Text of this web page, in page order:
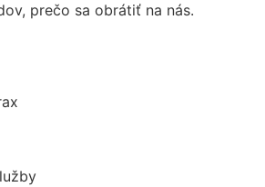
prečo sa obrátiť na nás.